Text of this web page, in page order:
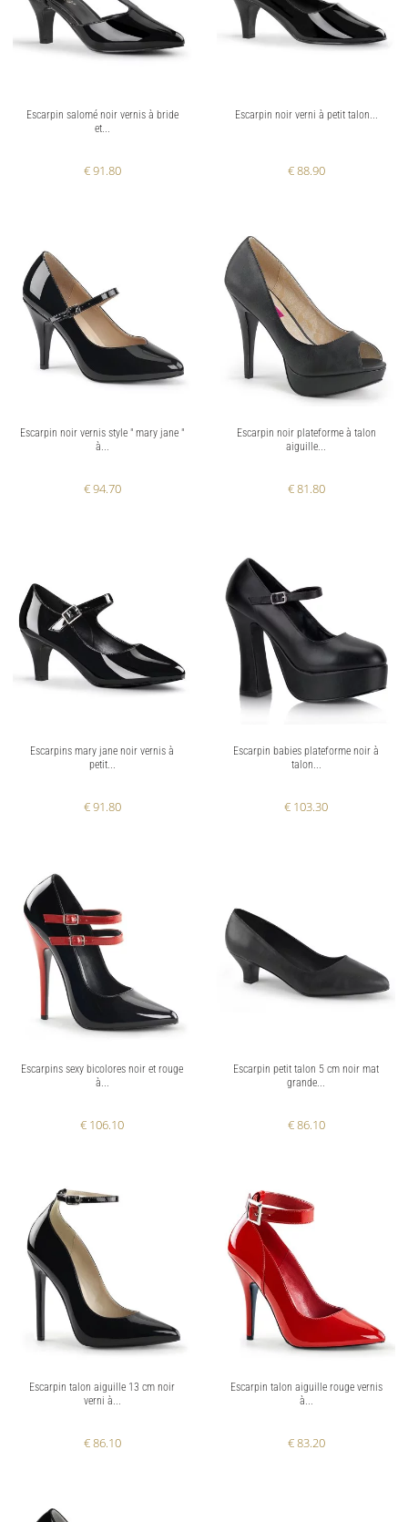
Escarpin salomé noir vernis à bride
et...
€ 91.80
Escarpin noir verni à petit talon...
€ 88.90
Escarpin noir vernis style " mary jane "
à...
€ 94.70
Escarpin noir plateforme à talon
aiguille...
€ 81.80
Escarpins mary jane noir vernis à
petit...
€ 91.80
Escarpin babies plateforme noir à
talon...
€ 103.30
Escarpins sexy bicolores noir et rouge
à...
€ 106.10
Escarpin petit talon 5 cm noir mat
grande...
€ 86.10
Escarpin talon aiguille 13 cm noir
verni à...
€ 86.10
Escarpin talon aiguille rouge vernis
à...
€ 83.20